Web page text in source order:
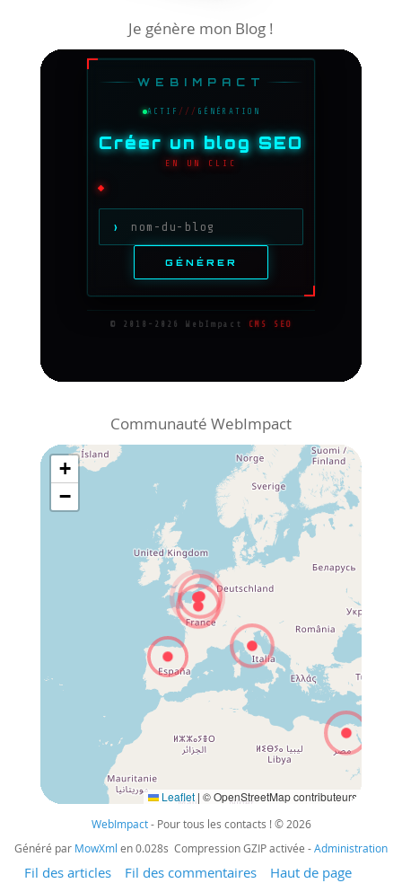
Je génère mon Blog !
Communauté WebImpact
WebImpact- Pour tous les contacts ! © 2026
Généré par MowXml en 0.028s Compression GZIP activée -Administration
Fil des articles Fil des commentaires Haut de page